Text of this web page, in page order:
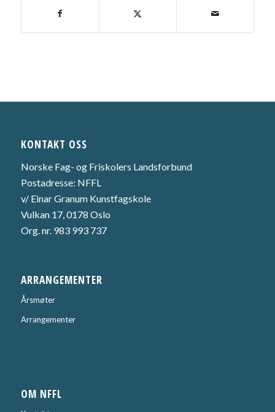
KONTAKT OSS
Norske Fag- og Friskolers Landsforbund
Postadresse: NFFL
v/ Einar Granum Kunstfagskole
Vulkan 17, 0178 Oslo
Org. nr. 983 993 737
ARRANGEMENTER
Årsmøter
Arrangementer
OM NFFL